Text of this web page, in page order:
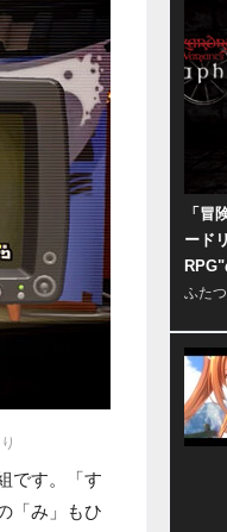
です。「す
「み」もひ
「冒
ード
ふた